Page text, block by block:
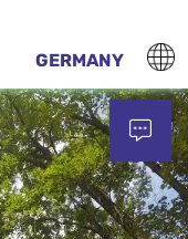
GERMANY